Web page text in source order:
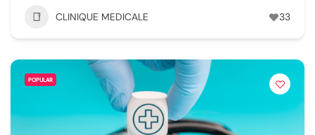
CLINIQUE MEDICALE 33
POPULAR